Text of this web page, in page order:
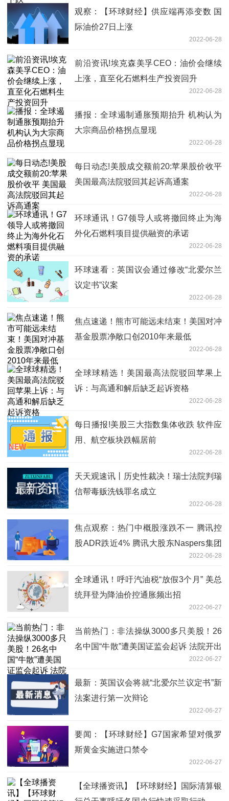
观察：【环球财经】供应端再添变数 国
际油价27日上涨
2022-06-28
前沿资讯!埃克森美孚CEO：油价会继续
上涨，直至化石燃料生产投资回升
2022-06-28
播报：全球遏制通胀预期抬升 机构认为
大宗商品价格拐点显现
2022-06-28
每日动态!美股成交额前20:苹果股价收平
美国最高法院驳回其起诉高通案
2022-06-28
环球通讯！G7领导人或将撤回终止为海
外化石燃料项目提供融资的承诺
2022-06-28
环球速看：英国议会通过修改“北爱尔兰
议定书”议案
2022-06-28
焦点速递！熊市可能远未结束！美国对冲
基金股票净敞口创2010年来最低
2022-06-28
全球球精选！美国最高法院驳回苹果上
诉：与高通和解后缺乏起诉资格
2022-06-28
每日播报!美股三大指数集体收跌 软件应
用、航空板块跌幅居前
2022-06-28
天天观速讯丨历史性裁决！瑞士法院判瑞
信帮毒贩洗钱罪名成立
2022-06-28
焦点观察：热门中概股涨跌不一 腾讯控
股ADR跌近4% 腾讯大股东Naspers集团
2022-06-28
全球通讯！呼吁汽油税“放假3个月” 美总
统拜登为降油价控通胀频出招
2022-06-27
当前热门：非法操纵3000多只美股！26
名中国“牛散”遭美国证监会起诉 法院开出
2022-06-27
最新：英国议会将就“北爱尔兰议定书”新
法案进行第一次辩论
2022-06-27
要闻：【环球财经】G7国家希望对俄罗
斯黄金实施进口禁令
2022-06-27
【全球播资讯】【环球财经】国际清算银